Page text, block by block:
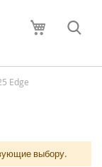
Моя
Edge
выбору.